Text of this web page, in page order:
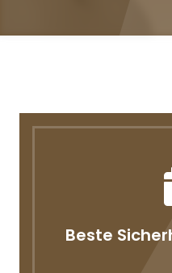
Beste